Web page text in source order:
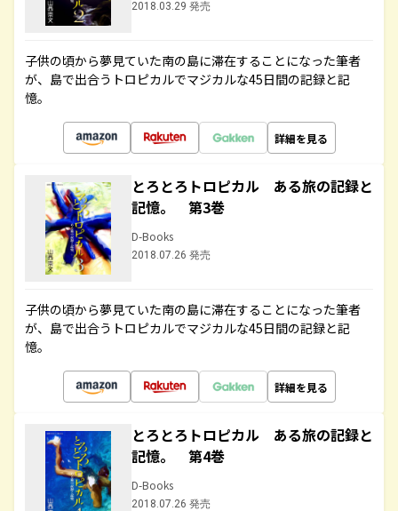
2018.03.29 発売
子供の頃から夢見ていた南の島に滞在することになった筆者
が、島で出合うトロピカルでマジカルな45日間の記録と記
憶。
詳細を見る
とろとろトロピカル ある旅の記録と
記憶。 第3巻
D-Books
2018.07.26 発売
子供の頃から夢見ていた南の島に滞在することになった筆者
が、島で出合うトロピカルでマジカルな45日間の記録と記
憶。
詳細を見る
とろとろトロピカル ある旅の記録と
記憶。 第4巻
D-Books
2018.07.26 発売